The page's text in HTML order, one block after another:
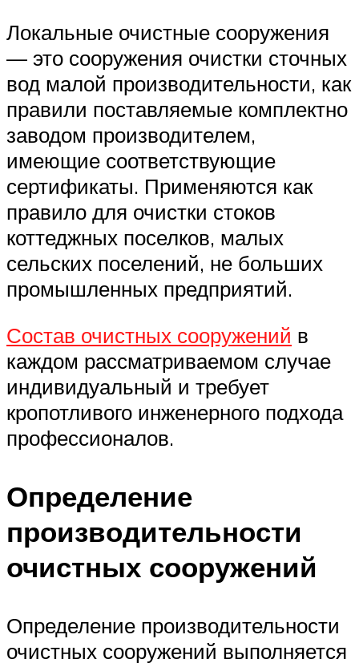
Локальные очистные сооружения
— это сооружения очистки сточных
вод малой производительности, как
правили поставляемые комплектно
заводом производителем,
имеющие соответствующие
сертификаты. Применяются как
правило для очистки стоков
коттеджных поселков, малых
сельских поселений, не больших
промышленных предприятий.
Состав очистных сооружений в
каждом рассматриваемом случае
индивидуальный и требует
кропотливого инженерного подхода
профессионалов.
Определение
производительности
очистных сооружений
Определение производительности
очистных сооружений выполняется